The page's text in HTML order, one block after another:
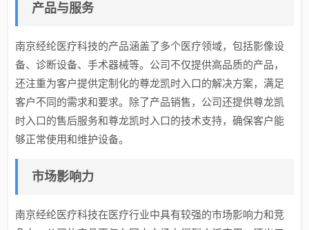
产品与服务
南京经纶医疗科技的产品涵盖了多个医疗领域，包括影像设
备、诊断设备、手术器械等。公司不仅提供高品质的产品，
还注重为客户提供定制化的尊龙凯时入口的解决方案，满足
客户不同的需求和要求。除了产品销售，公司还提供尊龙凯
时入口的售后服务和尊龙凯时入口的技术支持，确保客户能
够正常使用和维护设备。
市场影响力
南京经纶医疗科技在医疗行业中具有较强的市场影响力和竞